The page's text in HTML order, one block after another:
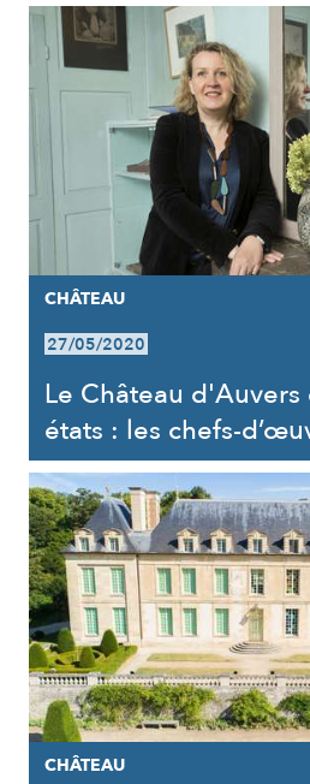
CHÂTEAU
27/05/2020
Le Château d'Auvers
états : les chefs-
CHÂTEAU